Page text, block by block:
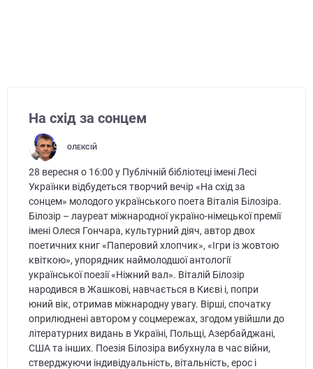
На схід за сонцем
ОЛЕКСІЙ
28 вересня о 16:00 у Публічній бібліотеці імені Лесі
Українки відбудеться творчий вечір «На схід за
сонцем» молодого українського поета Віталія Білозіра.
Білозір – лауреат міжнародної україно-німецької премії
імені Олеся Гончара, культурний діяч, автор двох
поетичних книг «Паперовий хлопчик», «Ігри із жовтою
квіткою», упорядник наймолодшої антології
української поезії «Ніжний вал». Віталій Білозір
народився в Жашкові, навчається в Києві і, попри
юний вік, отримав міжнародну увагу. Вірші, спочатку
оприлюднені автором у соцмережах, згодом увійшли до
літературних видань в Україні, Польщі, Азербайджані,
США та інших. Поезія Білозіра вибухнула в час війни,
стверджуючи індивідуальність, вітальність, ерос і